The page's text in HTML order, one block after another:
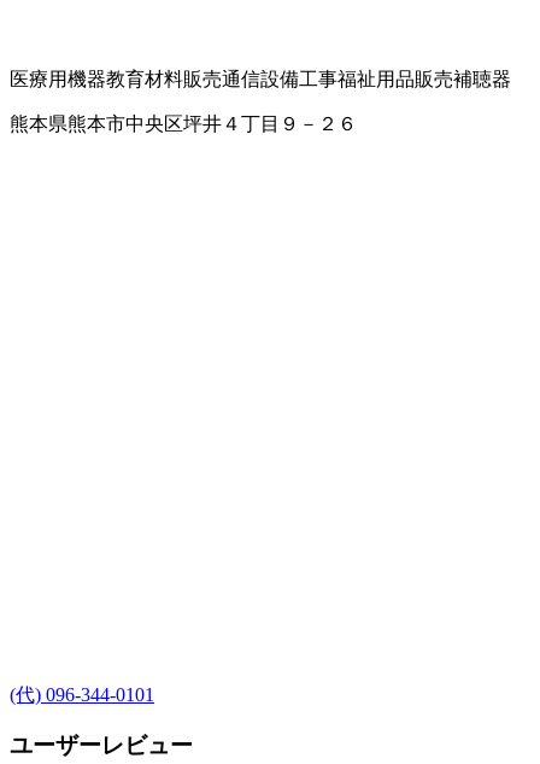
医療用機器教育材料販売通信設備工事福祉用品販売補聴器
熊本県熊本市中央区坪井４丁目９－２６
(代) 096-344-0101
ユーザーレビュー